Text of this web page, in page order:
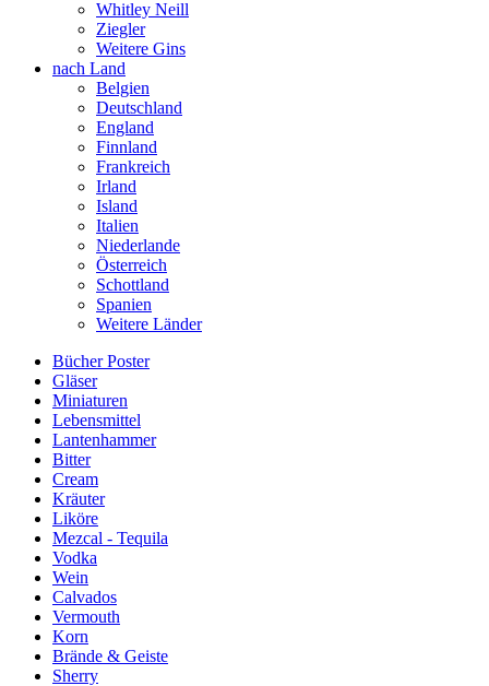
Whitley Neill
Ziegler
Weitere Gins
nach Land
Belgien
Deutschland
England
Finnland
Frankreich
Irland
Island
Italien
Niederlande
Österreich
Schottland
Spanien
Weitere Länder
Bücher Poster
Gläser
Miniaturen
Lebensmittel
Lantenhammer
Bitter
Cream
Kräuter
Liköre
Mezcal - Tequila
Vodka
Wein
Calvados
Vermouth
Korn
Brände & Geiste
Sherry